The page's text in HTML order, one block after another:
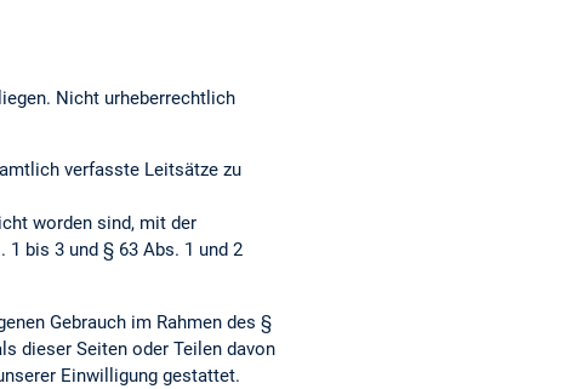
Nicht urheberrechtlich
verfasste Leitsätze zu
worden sind, mit der
1 bis 3 und § 63 Abs. 1 und 2
Gebrauch im Rahmen des §
dieser Seiten oder Teilen davon
Einwilligung gestattet.